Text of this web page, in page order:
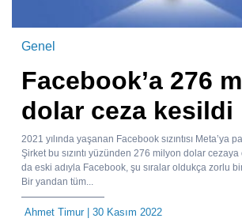
Genel
Facebook’a 276
dolar ceza kesildi
2021 yılında yaşanan Facebook sızıntısı Meta’ya
Şirket bu sızıntı yüzünden 276 milyon dolar cezaya
da eski adıyla Facebook, şu sıralar oldukça zorlu
Bir yandan tüm...
Ahmet Timur| 30 Kasım 2022